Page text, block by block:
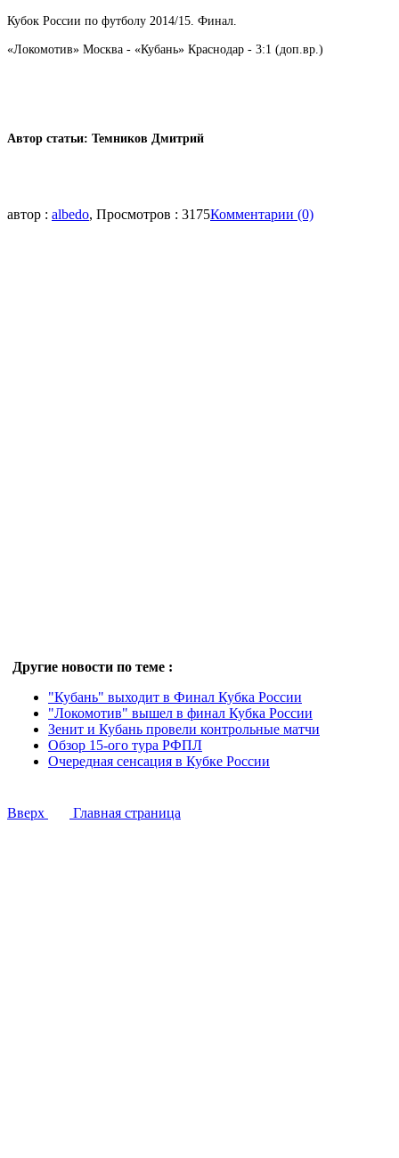
Кубок России по футболу 2014/15. Финал.
«Локомотив» Москва - «Кубань» Краснодар - 3:1 (доп.вр.)
Автор статьи: Темников Дмитрий
автор : albedo, Просмотров : 3175Комментарии (0)
Другие новости по теме :
"Кубань" выходит в Финал Кубка России
"Локомотив" вышел в финал Кубка России
Зенит и Кубань провели контрольные матчи
Обзор 15-ого тура РФПЛ
Очередная сенсация в Кубке России
Вверх Главная страница